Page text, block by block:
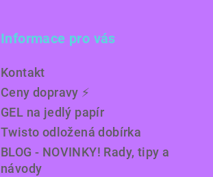
Informace pro vás
Kontakt
Ceny dopravy ⚡️
GEL na jedlý papír
Twisto odložená dobírka
BLOG - NOVINKY! Rady, tipy a
návody